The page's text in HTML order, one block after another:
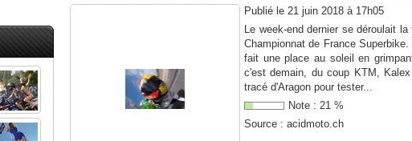
Publié le 21 juin 2018 à 17h05
Le week-end dernier se déroulait
Championnat de France
fait une place au soleil en
c'est demain, du coup KTM,
tracé d'Aragon pour tester...
Note : 21 %
Source : acidmoto.ch